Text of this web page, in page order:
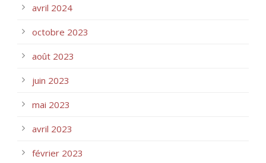
avril 2024
octobre 2023
août 2023
juin 2023
mai 2023
avril 2023
février 2023